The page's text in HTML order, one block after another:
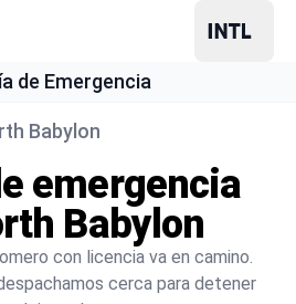
de Emergencia
Babylon
emergencia
Babylon
con licencia va en camino.
cerca para detener